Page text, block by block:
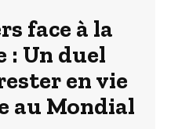
face à la
Un duel
en vie
au Mondial